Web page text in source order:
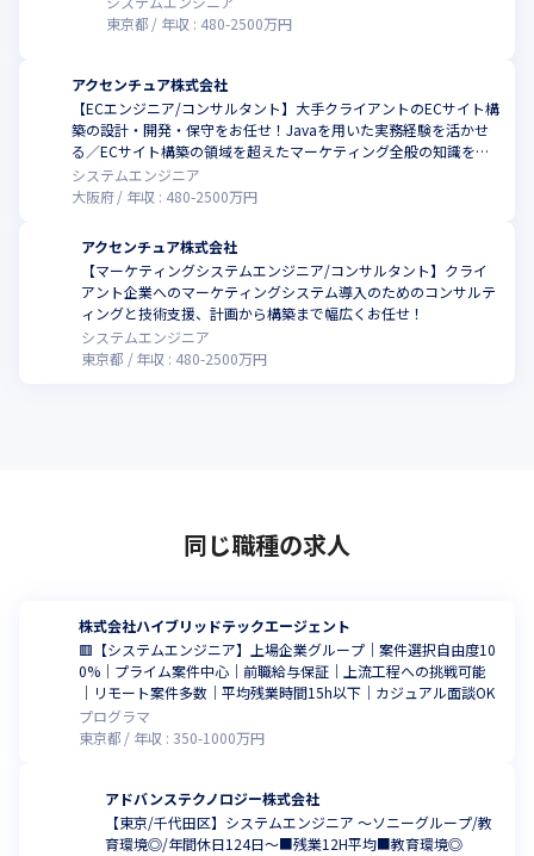
ール形式のトレーニング
東京都
年収 : 480-2500万円
アクセンチュア株式会社
【ECエンジニア/コンサルタント】大手クライアントのECサイト構
築の設計・開発・保守をお任せ！Javaを用いた実務経験を活かせ
る／ECサイト構築の領域を超えたマーケティング全般の知識を身
につけていきませんか（Song本部）
システムエンジニア
大阪府
年収 : 480-2500万円
アクセンチュア株式会社
【マーケティングシステムエンジニア/コンサルタント】クライ
アント企業へのマーケティングシステム導入のためのコンサルテ
ィングと技術支援、計画から構築まで幅広くお任せ！
システムエンジニア
東京都
年収 : 480-2500万円
同じ職種の求人
株式会社ハイブリッドテックエージェント
🟥【システムエンジニア】上場企業グループ｜案件選択自由度10
0%｜プライム案件中心｜前職給与保証｜上流工程への挑戦可能
｜リモート案件多数｜平均残業時間15h以下｜カジュアル面談OK
プログラマ
東京都
年収 : 350-1000万円
アドバンステクノロジー株式会社
【東京/千代田区】システムエンジニア ～ソニーグループ/教
育環境◎/年間休日124日～■残業12H平均■教育環境◎